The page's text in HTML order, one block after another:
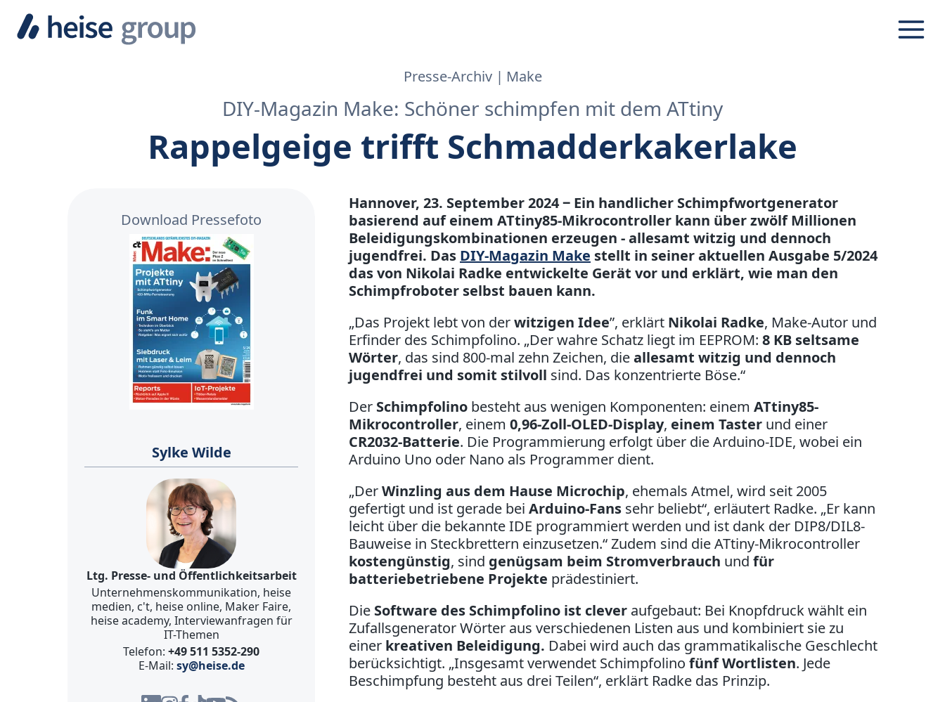
Presse-Archiv Make
DIY-Magazin Make: Schöner schimpfen mit dem ATtiny
Rappelgeige trifft Schmadderkakerlake
Hannover, 23. September 2024 ‒ Ein handlicher Schimpfwortgenerator
basierend auf einem ATtiny85-Mikrocontroller kann über zwölf Millionen
Beleidigungskombinationen erzeugen - allesamt witzig und dennoch
jugendfrei. Das DIY-Magazin Make stellt in seiner aktuellen Ausgabe 5/2024
das von Nikolai Radke entwickelte Gerät vor und erklärt, wie man den
Schimpfroboter selbst bauen kann.
„Das Projekt lebt von derwitzigen Idee”, erklärt Nikolai Radke, Make-Autor und
Erfinder des Schimpfolino. „Der wahre Schatz liegt im EEPROM: 8 KB seltsame
Wörter, das sind 800-mal zehn Zeichen, dieallesamt witzig und dennoch
jugendfrei und somit stilvoll sind. Das konzentrierte Böse.“
Der Schimpfolino besteht aus wenigen Komponenten: einem ATtiny85-
Mikrocontroller, einem 0,96-Zoll-OLED-Display, einem Taster und einer
CR2032-Batterie. Die Programmierung erfolgt über die Arduino-IDE, wobei ein
Arduino Uno oder Nano als Programmer dient.
„DerWinzling aus dem Hause Microchip, ehemals Atmel, wird seit 2005
gefertigt und ist gerade bei Arduino-Fans sehr beliebt“, erläutert Radke. „Er kann
leicht über die bekannte IDE programmiert werden und ist dank der DIP8/DIL8-
Bauweise in Steckbrettern einzusetzen.“Zudem sind dieATtiny-Mikrocontroller
kostengünstig, sind genügsam beim Stromverbrauch und für
batteriebetriebene Projekte prädestiniert.
Die Software des Schimpfolino ist clever aufgebaut: Bei Knopfdruck wählt ein
Zufallsgenerator Wörter aus verschiedenen Listen aus und kombiniert sie zu
einer kreativen Beleidigung. Dabei wird auch das grammatikalische Geschlecht
berücksichtigt. „Insgesamt verwendet Schimpfolino fünf Wortlisten. Jede
Beschimpfung besteht aus drei Teilen“, erklärt Radke das Prinzip.
Download Pressefoto
Sylke Wilde
Ltg. Presse- und Öffentlichkeitsarbeit
Unternehmenskommunikation, heise
medien, c't, heise online, Maker Faire,
heise academy, Interviewanfragen für
IT-Themen
Telefon: +49 511 5352-290
E-Mail: sy@heise.de